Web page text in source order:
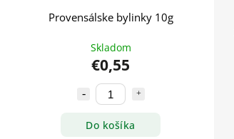
Provensálske bylinky 10g
Skladom
€0,55
Do košíka